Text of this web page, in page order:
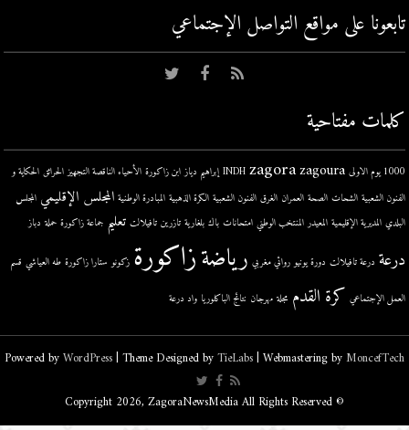
تابعونا على مواقع التواصل اﻹجتماعي
كلمات مفتاحية
1000 يوم الاولى INDH zagora zagoura إبراهيم دياز ابن زاكورة الأحياء الناقصة التجهيز الحرائق الحكاية و
الفنون الشعبية الشحات الصحة العمران الغرق الفنون الشعبية الكرة الذهبية المبادرة الوطنية المجلس الإقليمي المجلس
البلدي المديرية الإقليمية المعيدر المنتخب الوطني امتحانات باك بلغارية تازرين تافيلالت تعليم جماعة زاكورة حملة دباز
درعة درعة تافيلالت دورة يونيو روائي مغربي رياضةزاكورة زكونو ستارا زاكورة طه العياشي قسم
العمل الإجتماعي كرة القدم مجلة مهرجان نتائج الباكلوريا واد درعة
Powered byWordPress| Theme Designed byTieLabs| Webmastering byMoncefTech
© Copyright 2026, ZagoraNewsMedia All Rights Reserved